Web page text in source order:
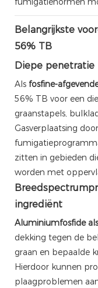
Belangrijkste
56% TB
Diepe
Als fosfine-
56% TB voor een
graanstapels,
Gasverplaatsing
zitten in gebieden
worden met
ingrediënt
Aluminiumfosfide
dekking tegen de
graan en bepaalde
Hierdoor kunnen
plaagproblemen